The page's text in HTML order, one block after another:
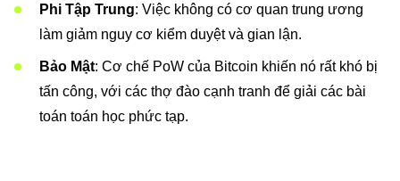
Phi Tập Trung: Việc không có cơ quan trung ương
làm giảm nguy cơ kiểm duyệt và gian lận.
Bảo Mật: Cơ chế PoW của Bitcoin khiến nó rất khó bị
tấn công, với các thợ đào cạnh tranh để giải các bài
toán toán học phức tạp.